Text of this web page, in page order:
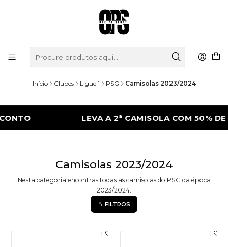
Início Clubes Ligue 1 PSG Camisolas 2023/2024
LEVA A 2ª CAMISOLA COM 50% DE
Camisolas 2023/2024
Nesta categoria encontras todas as camisolas do PSG da época
2023/2024.
FILTROS
| |